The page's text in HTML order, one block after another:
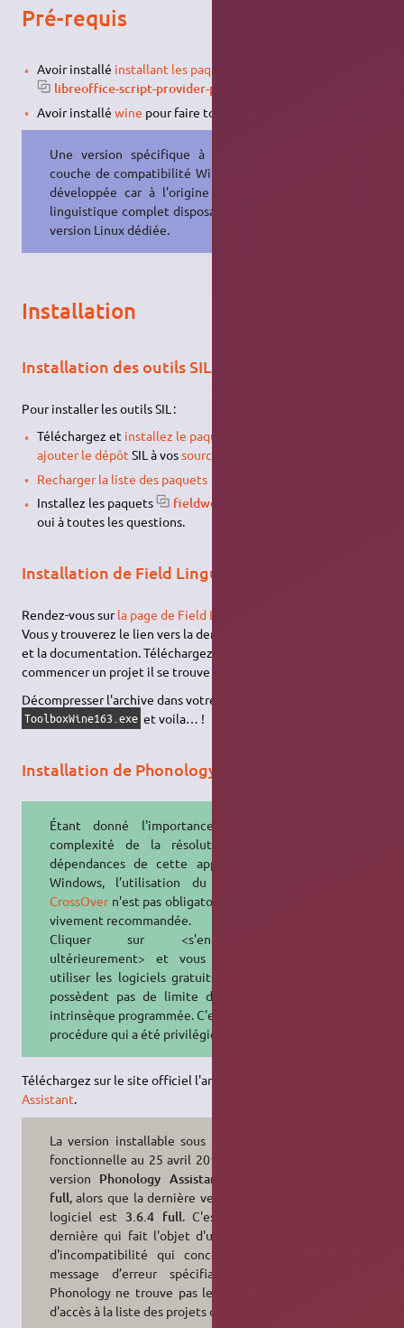
Pré-requis
Avoir installé installant les paquets
libreoffice-script-provider-python
Avoir installé wine pour faire tourner Toolbox163 for Wine.
Une version spécifique à la sous-
couche de compatibilité Wine a été
développée car à l'origine le pack
linguistique complet disposait d'une
version Linux dédiée.
Installation
Installation des outils SIL
Pour installer les outils SIL :
Téléchargez et installez le paquet
ajouter le dépôt SIL à vossources de logiciels
Recharger la liste des paquets
Installez les paquets
fieldworks et wesay
oui à toutes les questions.
Installation de Field Linguist's Toolbox
Rendez-vous surla page de Field Linguist's Toolbox
Vous y trouverez le lien vers la dernière version en date : 1.6.3
et la documentation. Téléchargez également le modèle pour
commencer un projet il se trouve sur la même
Décompresser l'archive dans votre dossier préféré. Lancer
ToolboxWine163.exe et voila… !
Installation de Phonology Assistant
Étant donné l'importance et la
complexité de la résolution des
dépendances de cette application
Windows, l’utilisation du logiciel
CrossOvern'est pas obligatoire, mais
vivement recommandée.
Cliquer sur <s'enregistrer
ultérieurement> et vous pourrez
utiliser les logiciels gratuits qui ne
possèdent pas de limite de durée
intrinsèque programmée. C'est cette
procédure qui a été privilégiée.
Téléchargez sur le site officiel l'archive de
Assistant.
La version installable sous Linux et
fonctionnelle au 25 avril 2018 est la
version Phonology Assistant 3.6.2
full, alors que la dernière version du
logiciel est 3.6.4 full. C'est cette
dernière qui fait l'objet d'une note
d'incompatibilité qui concerne un
message d’erreur spécifiant que
Phonology ne trouve pas le chemin
d'accès à la liste des projets ouverts.